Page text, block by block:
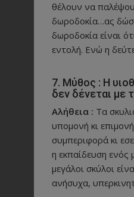
θέλουν να
δωροδοκία…ας
δωροδοκία είναι
εντολή. Ενώ η
7. Μύθος : Η
δεν δένεται με
Αλήθεια : Τα
υπομονή κι
συμπεριφορά κι
η εκπαίδευση ενός
μεγάλοι σκύλοι
ανήσυχα,